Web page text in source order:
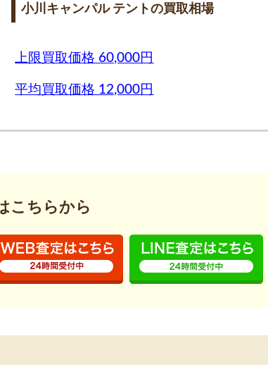
小川キャンパル テントの買取相場
上限買取価格 60,000円
平均買取価格 12,000円
こちらから